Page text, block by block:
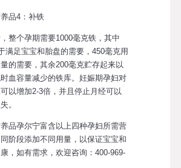
品4：补铁
个孕期需要1000毫克铁，其中
满足宝宝和胎盘的需要，450毫克用
的需要，其余200毫克贮存起来以
血容量减少的铁库。妊娠期孕妇对
以增加2-3倍，并且停止月经可以
。
孕尔宁富含以上四种孕妇所需营
阶段添加不同用量，以保证宝宝和
，如有需求，欢迎咨询：400-969-